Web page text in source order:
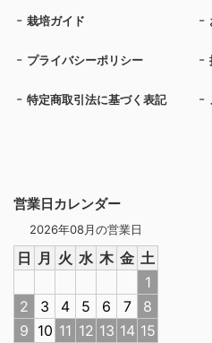
営業日カレンダー
2026年08月の営業日
日 月 火 水 木 金 土
1
2
3 4 5 6 7
8
9 10 11 12 13 14 15
栽培ガイド
プライバシーポリシー
特定商取引法に基づく表記